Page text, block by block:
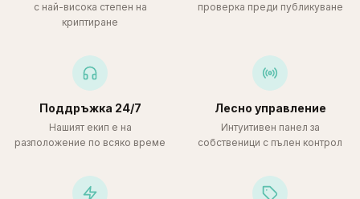
с най-висока степен на
криптиране
проверка преди публикуване
Поддръжка 24/7
Нашият екип е на
разположение по всяко време
Лесно управление
Интуитивен панел за
собственици с пълен контрол